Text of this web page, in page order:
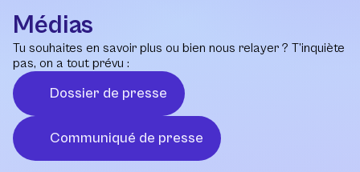
Médias
Tu souhaites en savoir plus ou bien nous relayer ? T’inquiète
pas, on a tout prévu :
Dossier de presse
Communiqué de presse